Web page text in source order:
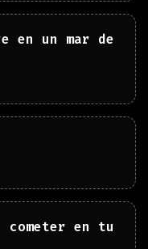
en un mar de
cometer en tu